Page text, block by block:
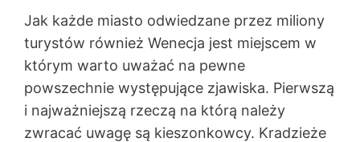
Jak każde miasto odwiedzane przez miliony
turystów również Wenecja jest miejscem w
którym warto uważać na pewne
powszechnie występujące zjawiska. Pierwszą
i najważniejszą rzeczą na którą należy
zwracać uwagę są kieszonkowcy. Kradzieże